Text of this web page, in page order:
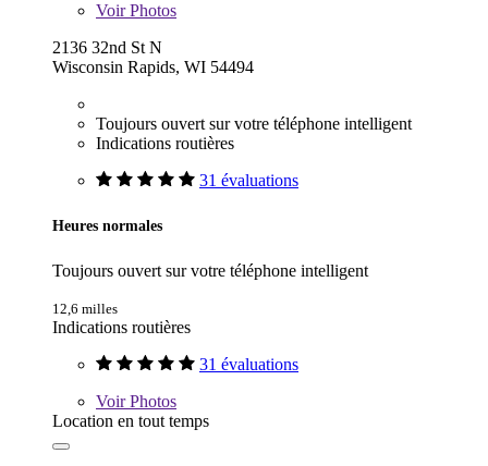
VoirPhotos
2136 32nd St N
Wisconsin Rapids, WI 54494
Toujours ouvert sur votre téléphone intelligent
Indications routières
31 évaluations
Heures normales
Toujours ouvert sur votre téléphone intelligent
12,6 milles
Indications routières
31 évaluations
VoirPhotos
Location en tout temps